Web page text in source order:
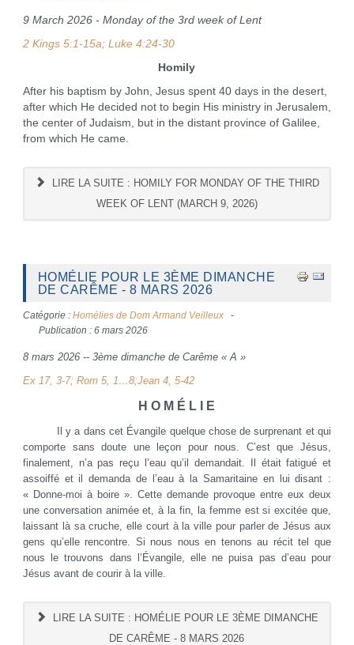
9 March 2026 - Monday of the 3rd week of Lent
2 Kings 5:1-15a; Luke 4:24-30
Homily
After his baptism by John, Jesus spent 40 days in the desert,
after which He decided not to begin His ministry in Jerusalem,
the center of Judaism, but in the distant province of Galilee,
from which He came.
LIRE LA SUITE : HOMILY FOR MONDAY OF THE THIRD
WEEK OF LENT (MARCH 9, 2026)
HOMÉLIE POUR LE 3ÈME DIMANCHE
DE CARÊME - 8 MARS 2026
Catégorie : Homélies de Dom Armand Veilleux
Publication : 6 mars 2026
8 mars 2026 -- 3ème dimanche de Carême « A »
Ex 17, 3-7; Rom 5, 1…8;Jean 4, 5-42
H O M É L I E
Il y a dans cet Évangile quelque chose de surprenant et qui
comporte sans doute une leçon pour nous. C’est que Jésus,
finalement, n’a pas reçu l’eau qu’il demandait. Il était fatigué et
assoiffé et il demanda de l’eau à la Samaritaine en lui disant :
« Donne-moi à boire ». Cette demande provoque entre eux deux
une conversation animée et, à la fin, la femme est si excitée que,
laissant là sa cruche, elle court à la ville pour parler de Jésus aux
gens qu’elle rencontre. Si nous nous en tenons au récit tel que
nous le trouvons dans l’Évangile, elle ne puisa pas d’eau pour
Jésus avant de courir à la ville.
LIRE LA SUITE : HOMÉLIE POUR LE 3ÈME DIMANCHE
DE CARÊME - 8 MARS 2026